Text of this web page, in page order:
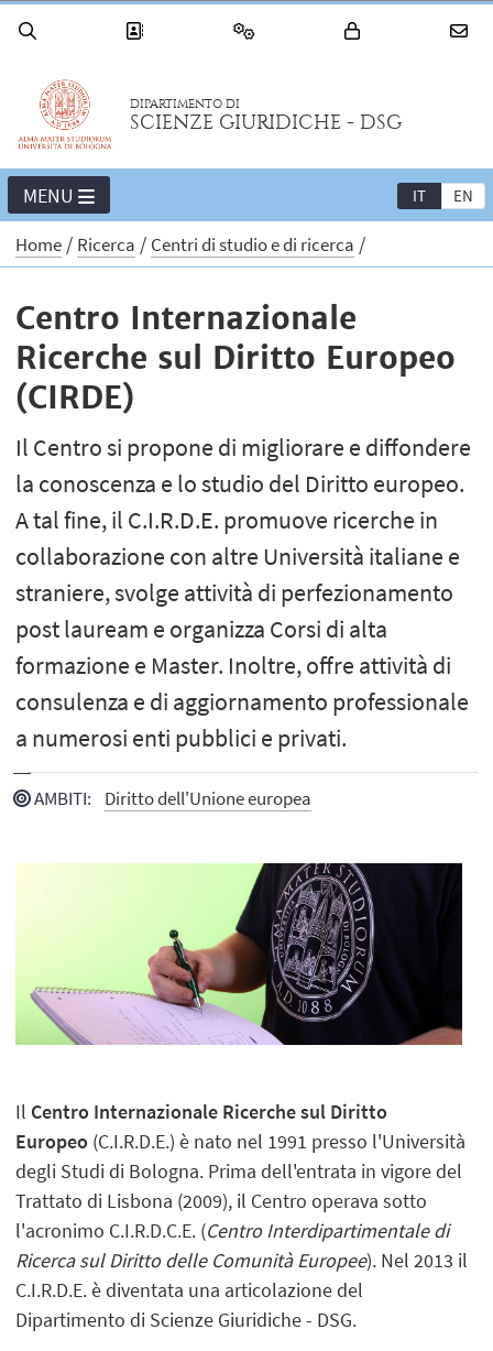
DIPARTIMENTO DI
SCIENZE GIURIDICHE - DSG
IT EN
MENU
Home Ricerca Centri di studio e di ricerca
Centro Internazionale
Ricerche sul Diritto Europeo
(CIRDE)
Il Centro si propone di migliorare e diffondere
la conoscenza e lo studio del Diritto europeo.
A tal fine, il C.I.R.D.E. promuove ricerche in
collaborazione con altre Università italiane e
straniere, svolge attività di perfezionamento
post lauream e organizza Corsi di alta
formazione e Master. Inoltre, offre attività di
consulenza e di aggiornamento professionale
a numerosi enti pubblici e privati.
AMBITI: Diritto dell'Unione europea
Il Centro Internazionale Ricerche sul Diritto
Europeo (C.I.R.D.E.) è nato nel 1991 presso l'Università
degli Studi di Bologna. Prima dell'entrata in vigore del
Trattato di Lisbona (2009), il Centro operava sotto
l'acronimo C.I.R.D.C.E. (Centro Interdipartimentale di
Ricerca sul Diritto delle Comunità Europee). Nel 2013 il
C.I.R.D.E. è diventata una articolazione del
Dipartimento di Scienze Giuridiche - DSG.